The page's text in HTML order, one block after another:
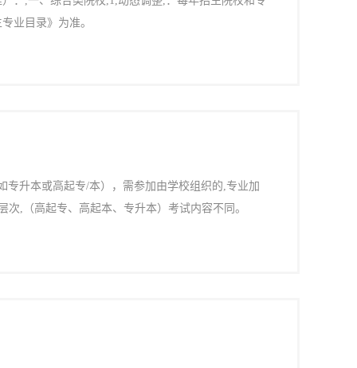
业目录》为准。
升本或高起专/本），需参加由学校组织的,专业加
,（高起专、高起本、专升本）考试内容不同。